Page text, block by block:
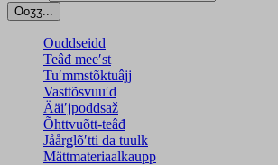
Ooʒʒ...
Ouddseidd
Teâđ meeʹst
Tuʹmmstõktuâjj
Vasttõsvuuʹd
Ääiʹjpoddsaž
Õhttvuõtt-teâđ
Jåårǥlõʹtti da tuulk
Mättmateriaalkaupp